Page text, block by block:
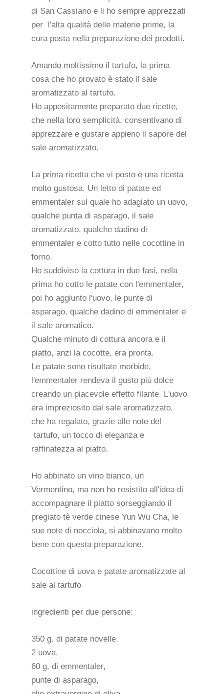
di San Cassiano e li ho sempre apprezzati
per l'alta qualità delle materie prime, la
cura posta nella preparazione dei prodotti.
Amando moltissimo il tartufo, la prima
cosa che ho provato è stato il sale
aromatizzato al tartufo.
Ho appositamente preparato due ricette,
che nella loro semplicità, consentivano di
apprezzare e gustare appieno il sapore del
sale aromatizzato.
La prima ricetta che vi posto è una ricetta
molto gustosa. Un letto di patate ed
emmentaler sul quale ho adagiato un uovo,
qualche punta di asparago, il sale
aromatizzato, qualche dadino di
emmentaler e cotto tutto nelle cocottine in
forno.
Ho suddiviso la cottura in due fasi, nella
prima ho cotto le patate con l'emmentaler,
poi ho aggiunto l'uovo, le punte di
asparago, qualche dadino di emmentaler e
il sale aromatico.
Qualche minuto di cottura ancora e il
piatto, anzi la cocotte, era pronta.
Le patate sono risultate morbide,
l'emmentaler rendeva il gusto più dolce
creando un piacevole effetto filante. L'uovo
era impreziosito dal sale aromatizzato,
che ha regalato, grazie alle note del
tartufo, un tocco di eleganza e
raffinatezza al piatto.
Ho abbinato un vino bianco, un
Vermentino, ma non ho resistito all'idea di
accompagnare il piatto sorseggiando il
pregiato tè verde cinese Yun Wu Cha, le
sue note di nocciola, si abbinavano molto
bene con questa preparazione.
Cocottine di uova e patate aromatizzate al
sale al tartufo
ingredienti per due persone:
350 g. di patate novelle,
2 uova,
60 g, di emmentaler,
punte di asparago,